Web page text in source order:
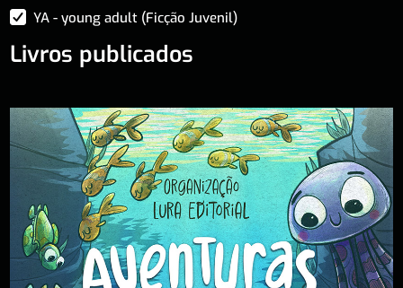
YA - young adult (Ficção Juvenil)
Livros publicados